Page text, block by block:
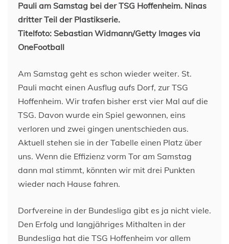
Pauli am Samstag bei der TSG Hoffenheim. Ninas
dritter Teil der Plastikserie.
Titelfoto: Sebastian Widmann/Getty Images via
OneFootball
Am Samstag geht es schon wieder weiter. St.
Pauli macht einen Ausflug aufs Dorf, zur TSG
Hoffenheim. Wir trafen bisher erst vier Mal auf die
TSG. Davon wurde ein Spiel gewonnen, eins
verloren und zwei gingen unentschieden aus.
Aktuell stehen sie in der Tabelle einen Platz über
uns. Wenn die Effizienz vorm Tor am Samstag
dann mal stimmt, könnten wir mit drei Punkten
wieder nach Hause fahren.
Dorfvereine in der Bundesliga gibt es ja nicht viele.
Den Erfolg und langjähriges Mithalten in der
Bundesliga hat die TSG Hoffenheim vor allem